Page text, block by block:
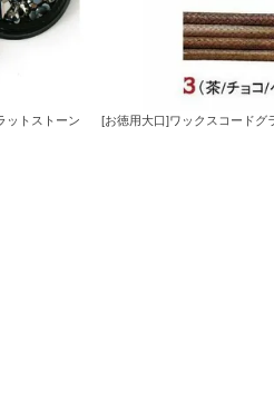
ットストーン
[お徳用大口]ワックスコード